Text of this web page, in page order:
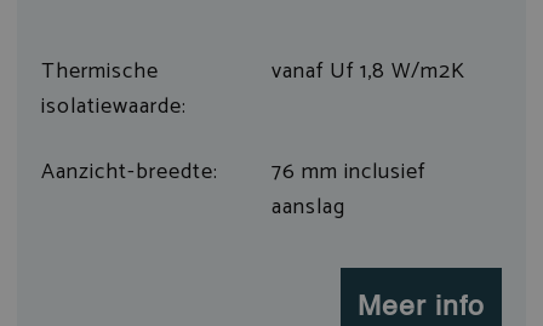
Thermische
isolatiewaarde:
vanaf Uf 1,8 W/m2K
Aanzicht-breedte:
76 mm inclusief
aanslag
Meer info